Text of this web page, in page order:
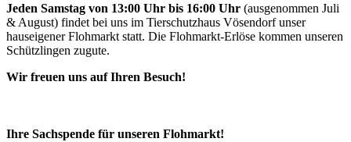
Jeden Samstag von 13:00 Uhr bis 16:00 Uhr (ausgenommen Juli
& August) findet bei uns im Tierschutzhaus Vösendorf unser
hauseigener Flohmarkt statt. Die Flohmarkt-Erlöse kommen unseren
Schützlingen zugute.
Wir freuen uns auf Ihren Besuch!
Ihre Sachspende für unseren Flohmarkt!